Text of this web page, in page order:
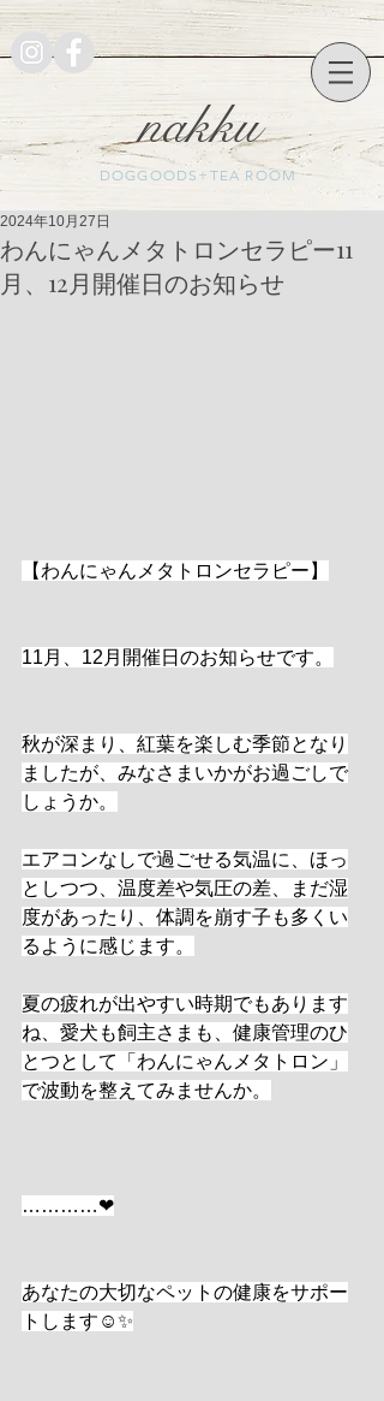
nakku
DOGGOODS+TEA ROOM
わんにゃんメタトロンセラピー11
月、12月開催日のお知らせ
2024年10月27日
【わんにゃんメタトロンセラピー】
11月、12月開催日のお知らせです。
秋が深まり、紅葉を楽しむ季節となり
ましたが、みなさまいかがお過ごしで
しょうか。
エアコンなしで過ごせる気温に、ほっ
としつつ、温度差や気圧の差、まだ湿
度があったり、体調を崩す子も多くい
るように感じます。
夏の疲れが出やすい時期でもあります
ね、愛犬も飼主さまも、健康管理のひ
とつとして「わんにゃんメタトロン」
で波動を整えてみませんか。
…………❤︎
あなたの大切なペットの健康をサポー
トします☺️✨